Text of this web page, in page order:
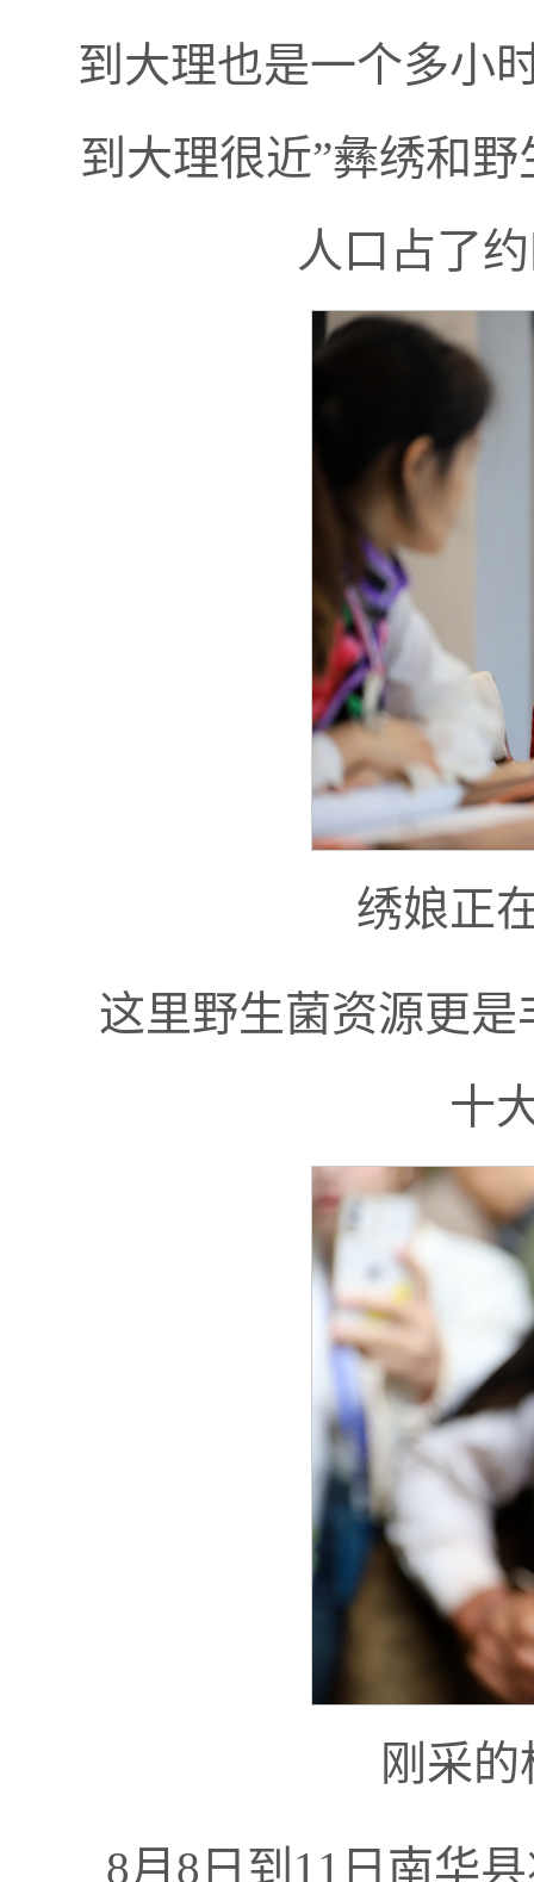
到大理也是一个多小
到大理很近”彝绣和
人口占了
绣娘正
这里野生菌资源更是
十
刚采
8月8日到11日南华